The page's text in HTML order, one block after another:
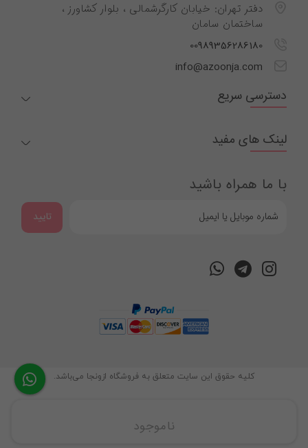
ناموجود
دفتر تهران: خیابان کارگرشمالی ، بلوار کشاورز ،
ساختمان سامان
00989356286180
info@azoonja.com
دسترسی سریع
لینک های مفید
با ما همراه باشید
تایید
کليه حقوق اين سايت متعلق به فروشگاه ازونجا می‌باشد.